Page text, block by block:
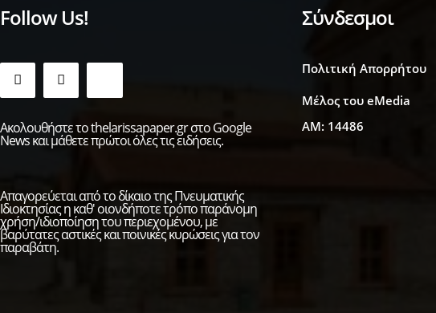
Follow Us!
Ακολουθήστε το thelarissapaper.gr στο Google
News και μάθετε πρώτοι όλες τις ειδήσεις.
Απαγορεύεται από το δίκαιο της Πνευματικής
Ιδιοκτησίας η καθ' οιονδήποτε τρόπο παράνομη
χρήση/ιδιοποίηση του περιεχομένου, με
βαρύτατες αστικές και ποινικές κυρώσεις για τον
παραβάτη.
Σύνδεσμοι
Πολιτική Απορρήτου
Μέλος του eMedia
ΑΜ: 14486